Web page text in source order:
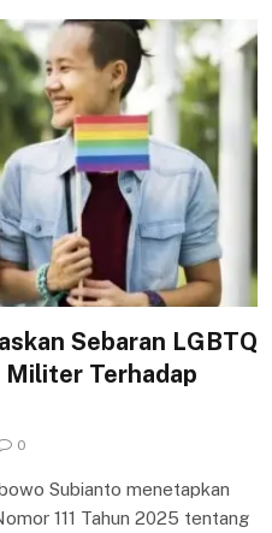
Sebaran LGBTQ
Militer Terhadap
0
Subianto menetapkan
111 Tahun 2025 tentang